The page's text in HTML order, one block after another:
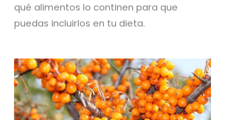
qué alimentos lo continen para que
puedas incluirlos en tu dieta.